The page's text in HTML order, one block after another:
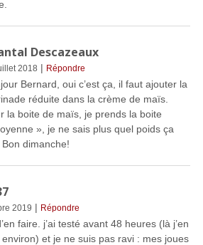
Descazeaux
2018 | Répondre
Bernard, oui c’est ça, il faut ajouter la
réduite dans la crème de maïs.
la boite de maïs, je prends la boite
», je ne sais plus quel poids ça
dimanche!
2019 | Répondre
faire. j’ai testé avant 48 heures (là j’en
et je ne suis pas ravi : mes joues